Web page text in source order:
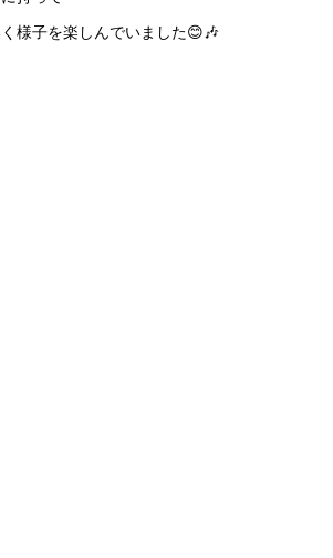
様子を楽しんでいました😊🎶